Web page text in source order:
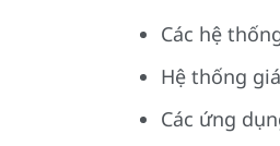
Các hệ
Hệ thống
Các ứng